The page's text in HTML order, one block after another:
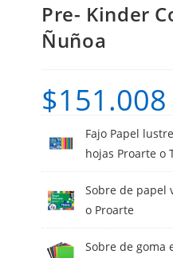
Pre- Kinder
Ñuñoa
$151.008
Fajo Papel
hojas Proarte o
Sobre de papel
o Proarte
Sobre de goma